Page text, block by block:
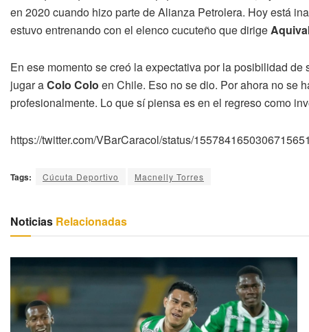
en 2020 cuando hizo parte de Alianza Petrolera. Hoy está
estuvo entrenando con el elenco cucuteño que dirige
En ese momento se creó la expectativa por la posibilidad
jugar aColo Colo en Chile. Eso no se dio. Por ahora no se
profesionalmente. Lo que sí piensa es en el regreso como
https://twitter.com/VBarCaracol/status/
Tags: Cúcuta Deportivo Macnelly Torres
Noticias Relacionadas